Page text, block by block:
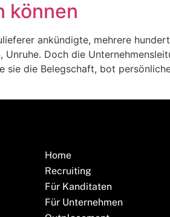
können
ankündigte, mehrere
Doch die
die Belegschaft, bot
Home
Recruiting
Für Kanditaten
Für Unternehmen